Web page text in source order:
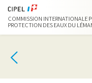
COMMISSION INTERNATIONALE
PROTECTION DES EAUX DU
LIMNOTHÈQUE
ACTIVITÉS NAUTIQUES
CONTACT & ACCÈS